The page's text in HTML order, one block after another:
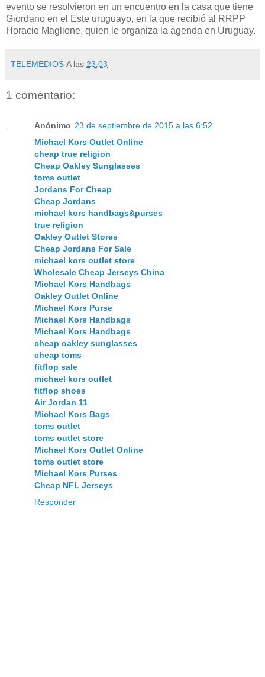
evento se resolvieron en un encuentro en la casa que tiene
Giordano en el Este uruguayo, en la que recibió al RRPP
Horacio Maglione, quien le organiza la agenda en Uruguay.
TELEMEDIOS A las 23:03
1 comentario:
Anónimo 23 de septiembre de 2015 a las 6:52
Michael Kors Outlet Online
cheap true religion
Cheap Oakley Sunglasses
toms outlet
Jordans For Cheap
Cheap Jordans
michael kors handbags&purses
true religion
Oakley Outlet Stores
Cheap Jordans For Sale
michael kors outlet store
Wholesale Cheap Jerseys China
Michael Kors Handbags
Oakley Outlet Online
Michael Kors Purse
Michael Kors Handbags
Michael Kors Handbags
cheap oakley sunglasses
cheap toms
fitflop sale
michael kors outlet
fitflop shoes
Air Jordan 11
Michael Kors Bags
toms outlet
toms outlet store
Michael Kors Outlet Online
toms outlet store
Michael Kors Purses
Cheap NFL Jerseys
Responder